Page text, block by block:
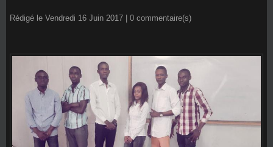
Rédigé le Vendredi 16 Juin 2017 | 0 commentaire(s)